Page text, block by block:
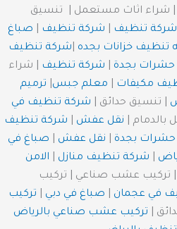
| شراء اثاث مستعمل | تنسيق
شركة تنظيف شركة تنظيف
صباغ
تنظيف خزانات بجده
شركة تنظيف
بجدة شركة تنظيف
| شراء
مكيفات معلم جبس
ترميم
| تنسيق حدائق | شركة تنظيف في
| نقل عفش
شركة تنظيف
بجدة نقل عفش
صباغ في
شركة تنظيف منازل
الامن
تركيب عشب صناعي | تركيب
في عجمان صباغ في دبي
تركيب
| تركيب عشب صناعي بالرياض